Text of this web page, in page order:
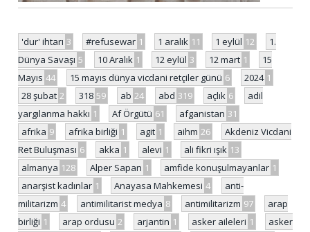
'dur' ihtarı 3 #refusewar 1 1 aralık 11 1 eylül 12
1.
Dünya Savaşı 5 10 Aralık 1 12 eylül 3 12 mart 1
15
Mayıs 44 15 mayıs dünya vicdani retçiler günü 6 2024 1
28 şubat 2 318 59 ab 24 abd 319 açlık 6
adil
yargılanma hakkı 1 Af Örgütü 61 afganistan 31
afrika 9 afrika birliği 1 agit 1 aihm 26
Akdeniz Vicdani
Ret Buluşması 6 akka 1 alevi 1 ali fikri ışık 13
almanya 128 Alper Sapan 1 amfide konuşulmayanlar 1
anarşist kadınlar 1 Anayasa Mahkemesi 4
anti-
militarizm 4 antimilitarist medya 8 antimilitarizm 97
arap
birliği 1 arap ordusu 2 arjantin 1 asker aileleri 1
asker